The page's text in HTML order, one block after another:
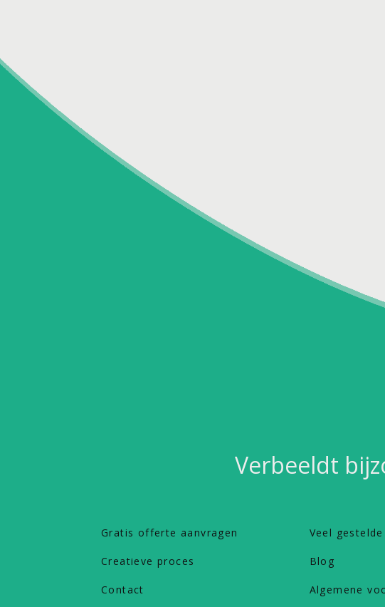
Verbeeldt
Gratis offerte aanvragen
Creatieve proces
Contact
Veel
Blog
Algemene